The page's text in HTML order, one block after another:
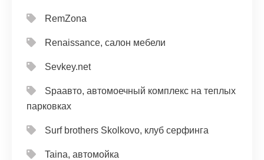
RemZona
Renaissance, салон мебели
Sevkey.net
Spaавто, автомоечный комплекс на теплых
парковках
Surf brothers Skolkovo, клуб серфинга
Taina, автомойка